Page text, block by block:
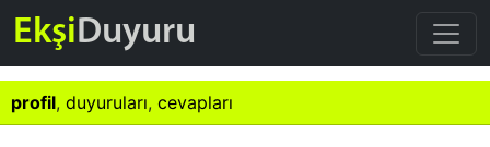
EkşiDuyuru
profil, duyuruları, cevapları